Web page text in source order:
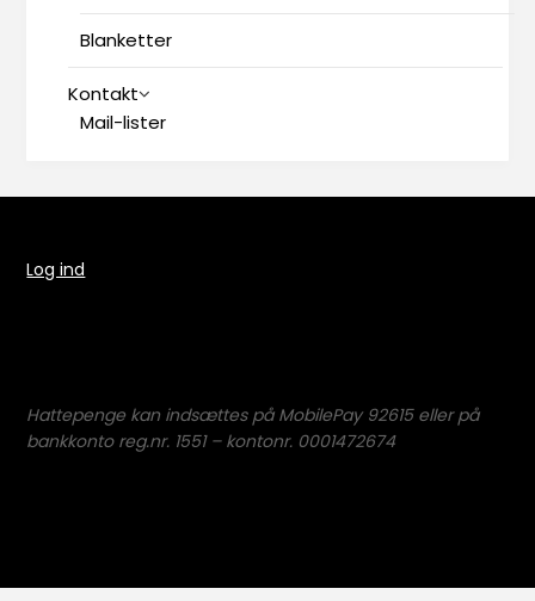
Blanketter
Kontakt
Mail-lister
Log ind
Hattepenge kan indsættes på MobilePay 92615 eller på
bankkonto reg.nr. 1551 – kontonr. 0001472674